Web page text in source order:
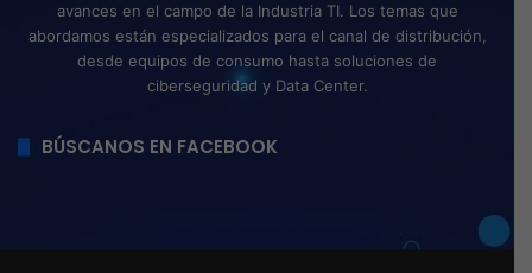
avances en el campo de la Industria TI. Los temas que
abordamos están especializados para el canal de distribución,
desde equipos de consumo hasta soluciones de
ciberseguridad y Data Center.
BÚSCANOS EN FACEBOOK